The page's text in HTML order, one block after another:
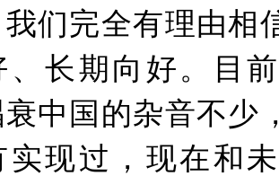
们完全有理由相
、长期向好。目
衰中国的杂音不少
实现过，现在和